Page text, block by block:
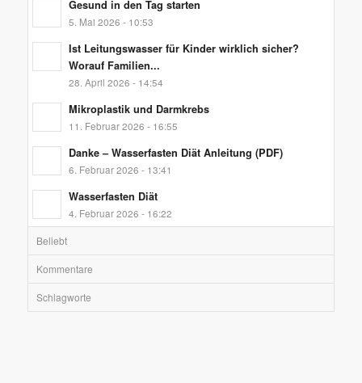
Gesund in den Tag starten
5. Mai 2026 - 10:53
Ist Leitungswasser für Kinder wirklich sicher?
Worauf Familien...
28. April 2026 - 14:54
Mikroplastik und Darmkrebs
11. Februar 2026 - 16:55
Danke – Wasserfasten Diät Anleitung (PDF)
6. Februar 2026 - 13:41
Wasserfasten Diät
4. Februar 2026 - 16:22
Beliebt
Kommentare
Schlagworte